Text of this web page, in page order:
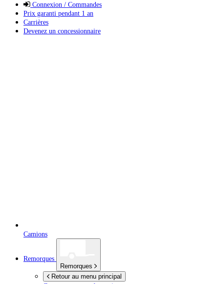
Connexion / Commandes
Prix garanti pendant 1 an
Carrières
Devenez un concessionnaire
Camions
Remorques
Remorques
Retour au menu principal